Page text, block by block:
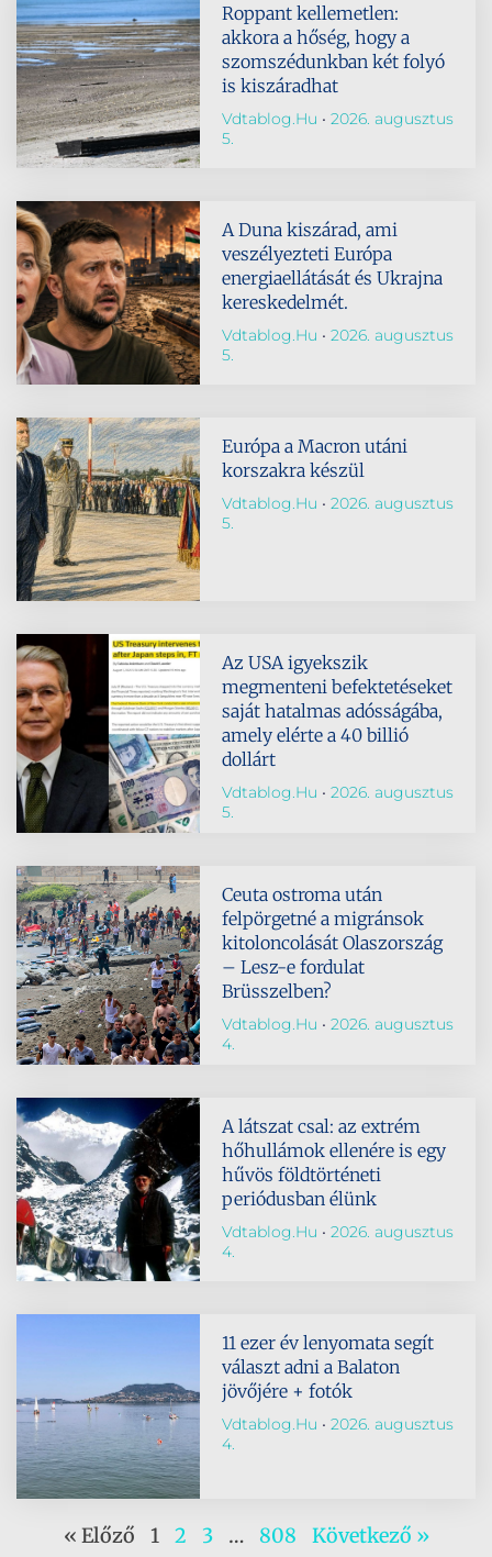
Roppant kellemetlen:
akkora a hőség, hogy a
szomszédunkban két folyó
is kiszáradhat
Vdtablog.hu
2026. augusztus
5.
A Duna kiszárad, ami
veszélyezteti Európa
energiaellátását és Ukrajna
kereskedelmét.
Vdtablog.hu
2026. augusztus
5.
Európa a Macron utáni
korszakra készül
Vdtablog.hu
2026. augusztus
5.
Az USA igyekszik
megmenteni befektetéseket
saját hatalmas adósságába,
amely elérte a 40 billió
dollárt
Vdtablog.hu
2026. augusztus
5.
Ceuta ostroma után
felpörgetné a migránsok
kitoloncolását Olaszország
– Lesz-e fordulat
Brüsszelben?
Vdtablog.hu
2026. augusztus
4.
A látszat csal: az extrém
hőhullámok ellenére is egy
hűvös földtörténeti
periódusban élünk
Vdtablog.hu
2026. augusztus
4.
11 ezer év lenyomata segít
választ adni a Balaton
jövőjére + fotók
Vdtablog.hu
2026. augusztus
4.
« Előző 1 2 3 … 808 Következő »